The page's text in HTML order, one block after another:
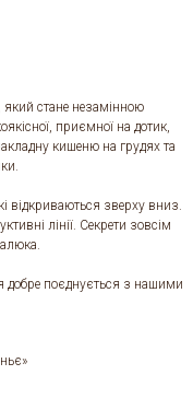
стане незамінною
приємної на дотик,
кишеню на грудях та
відкриваються зверху вниз.
лінії. Секрети зовсім
добре поєднується з нашими